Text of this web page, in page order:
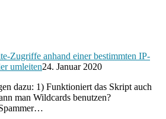
Zugriffe anhand einer bestimmten IP-
umleiten24. Januar 2020
dazu: 1) Funktioniert das Skript auch
man Wildcards benutzen?